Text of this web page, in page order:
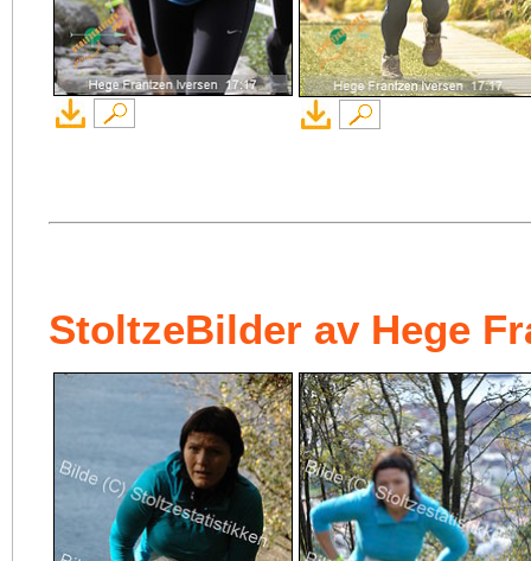
StoltzeBilder av Hege